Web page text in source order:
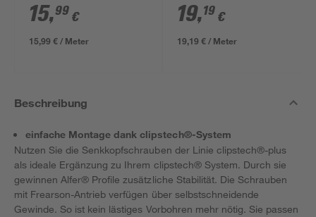
Aluminium
messingfarben 1000 x
46 mm
15,99 €
15,99 € / Meter
Aluminium
messingfarben 1000 x
56 mm
19,19 €
19,19 € / Meter
Beschreibung
einfache Montage dank clipstech®-System
Nutzen Sie die Senkkopfschrauben der Linie clipstech®-plus
als ideale Ergänzung zu Ihrem clipstech® System. Durch sie
gewinnen Alfer® Profile zusätzliche Stabilität. Die Schrauben
mit Frearson-Antrieb verfügen über selbstschneidende
Gewinde. So ist kein lästiges Vorbohren mehr nötig. Sie passen